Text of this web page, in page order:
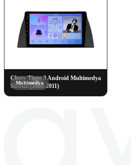
Chery Tiggo 3 Android Multimedya
Sistemi (2008-2011)
Multimedya